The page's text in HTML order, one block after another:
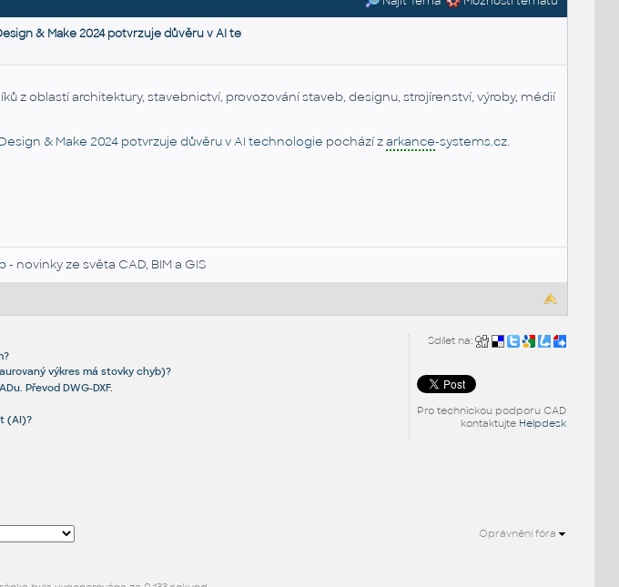
& Make 2024 potvrzuje důvěru v AI te
z oblastí architektury, stavebnictví, provozování staveb, designu, strojírenství, výroby, médií
& Make 2024 potvrzuje důvěru v AI technologie pochází zarkance-systems.cz.
- novinky ze světa CAD, BIM a GIS
Sdílet na:
Pro technickou podporu CAD
kontaktujte Helpdesk
výkres má stovky chyb)?
Převod DWG-DXF.
(AI)?
Oprávnění fóra